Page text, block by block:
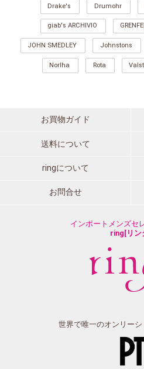
Drake's Drumohr
giab's ARCHIVIO
JOHN SMEDLEY Johnstons
Norlha Rota